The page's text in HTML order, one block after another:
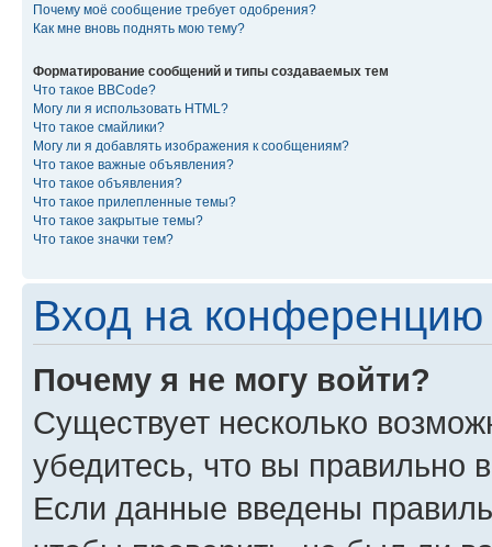
Почему моё сообщение требует одобрения?
Как мне вновь поднять мою тему?
Форматирование сообщений и типы создаваемых тем
Что такое BBCode?
Могу ли я использовать HTML?
Что такое смайлики?
Могу ли я добавлять изображения к сообщениям?
Что такое важные объявления?
Что такое объявления?
Что такое прилепленные темы?
Что такое закрытые темы?
Что такое значки тем?
Вход на конференцию
Почему я не могу войти?
Существует несколько
убедитесь, что вы правильно
Если данные введены